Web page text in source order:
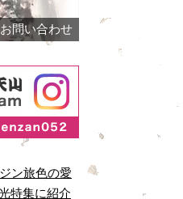
お問い合わせ